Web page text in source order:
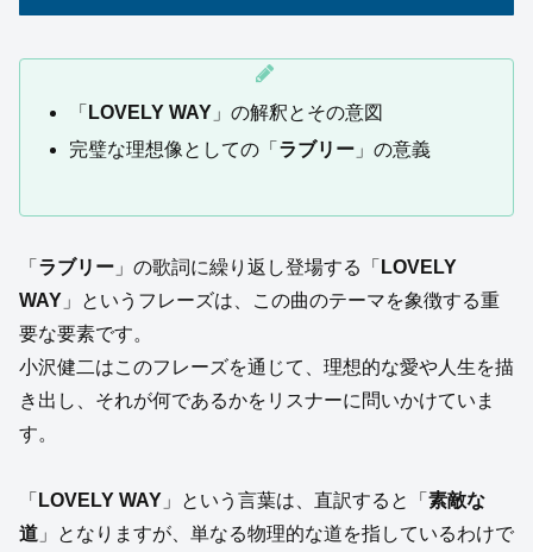
「 LOVELY WAY 」の解釈とその意図
完璧な理想像としての「 ラブリー 」の意義
「 ラブリー 」の歌詞に繰り返し登場する「 LOVELY
WAY 」というフレーズは、この曲のテーマを象徴する重
要な要素です。
小沢健二はこのフレーズを通じて、理想的な愛や人生を描
き出し、それが何であるかをリスナーに問いかけていま
す。
「 LOVELY WAY 」という言葉は、直訳すると「 素敵な
道 」となりますが、単なる物理的な道を指しているわけで